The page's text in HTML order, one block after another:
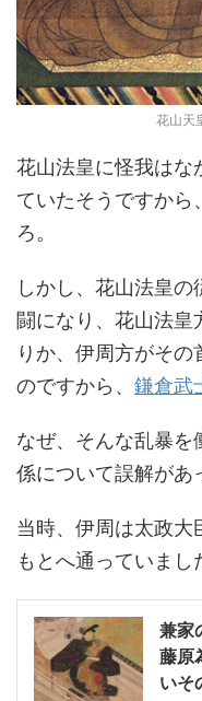
花山天
花山法皇に怪我はな
ていたそうですから
ろ。
しかし、花山法皇
闘になり、花山法
りか、伊周方がそ
のですから、 鎌倉武
なぜ、そんな乱暴を
係について誤解があ
当時、伊周は太政大
もとへ通っていまし
兼家
藤原
いそ